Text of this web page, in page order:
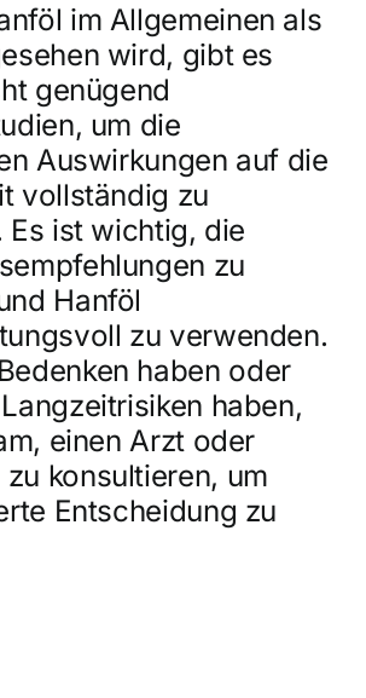
im Allgemeinen als
wird, gibt es
genügend
um die
Auswirkungen auf die
vollständig zu
Es ist wichtig, die
zu
Hanföl
zu verwenden.
haben oder
haben,
einen Arzt oder
zu konsultieren, um
Entscheidung zu